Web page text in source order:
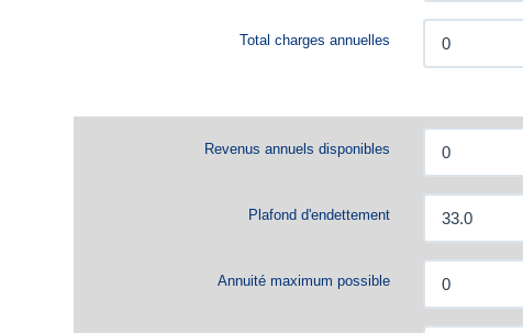
Total charges annuelles
Revenus annuels disponibles
Plafond d'endettement
Annuité maximum possible